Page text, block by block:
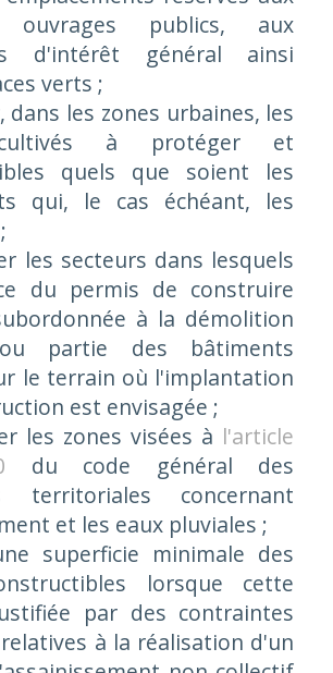
publics, aux
d'intérêt général ainsi
verts ;
dans les zones urbaines, les
à protéger et
quels que soient les
qui, le cas échéant, les
les secteurs dans lesquels
du permis de construire
à la démolition
partie des bâtiments
le terrain où l'implantation
est envisagée ;
les zones visées à l'article
du code général des
territoriales concernant
et les eaux pluviales ;
superficie minimale des
lorsque cette
par des contraintes
à la réalisation d'un